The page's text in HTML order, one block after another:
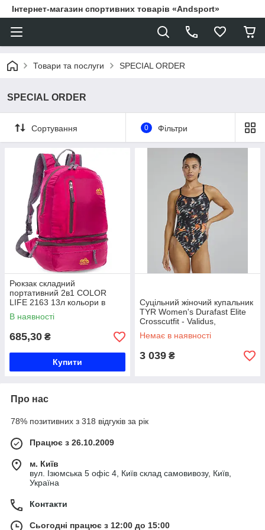
Інтернет-магазин спортивних товарів «Andsport»
Товари та послуги SPECIAL ORDER
SPECIAL ORDER
Сортування 0 Фільтри
Рюкзак складний
портативний 2в1 COLOR
LIFE 2163 13л кольори в
асортименті Код 2163
В наявності
685,30 ₴
Купити
Суцільний жіночий купальник
TYR Women's Durafast Elite
Crosscutfit - Validus,
Orange/Aqua/Black, 30,
Orange/Aqua/Black
Немає в наявності
3 039 ₴
Про нас
78% позитивних з 318 відгуків за рік
Працює з 26.10.2009
м. Київ
вул. Ізюмська 5 офіс 4, Київ склад самовивозу, Київ,
Україна
Контакти
Сьогодні працює з 12:00 до 15:00